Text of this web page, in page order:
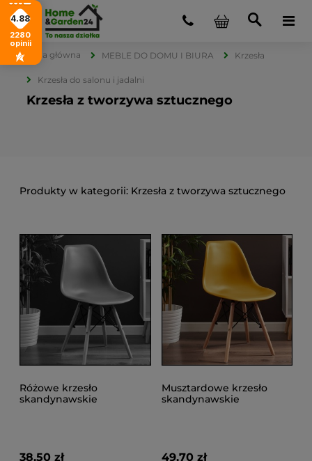
Strona główna MEBLE DO DOMU I BIURA Krzesła
Krzesła do salonu i jadalni
Krzesła z tworzywa sztucznego
Krzesła z tworzywa sztucznego
Różowe krzesło
skandynawskie
38,50 zł
Musztardowe krzesło
skandynawskie
49,70 zł
4.88
2280
opinii